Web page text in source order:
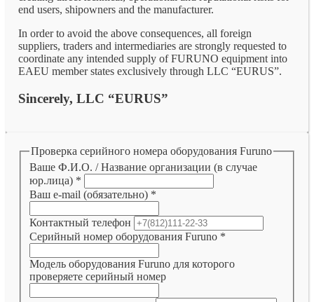
end users, shipowners and the manufacturer.
In order to avoid the above consequences, all foreign
suppliers, traders and intermediaries are strongly requested to
coordinate any intended supply of FURUNO equipment into
EAEU member states exclusively through LLC “EURUS”.
Sincerely, LLC “EURUS”
Проверка серийного номера оборудования Furuno
Ваше Ф.И.О. / Название организации (в случае
юр.лица) *
Ваш e-mail (обязательно) *
Контактный телефон
Серийный номер оборудования Furuno *
Модель оборудования Furuno для которого
проверяете серийный номер